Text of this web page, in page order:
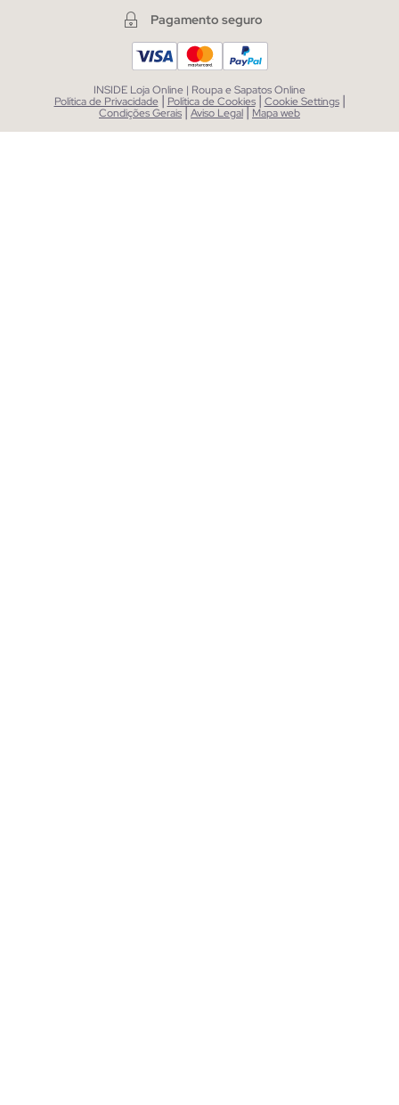
Pagamento seguro
INSIDE Loja Online | Roupa e Sapatos Online
Política de Privacidade | Política de Cookies | Cookie Settings |
Condições Gerais|Aviso Legal| Mapa web